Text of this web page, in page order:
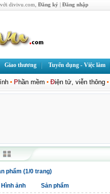
divivu.com, Đăng ký | Đăng nhập
Giao thương Tuyển dụng - Việc làm
Phần mềm Điện tử, viễn thông
phẩm (1/0 trang)
Hình ảnh Sản phẩm